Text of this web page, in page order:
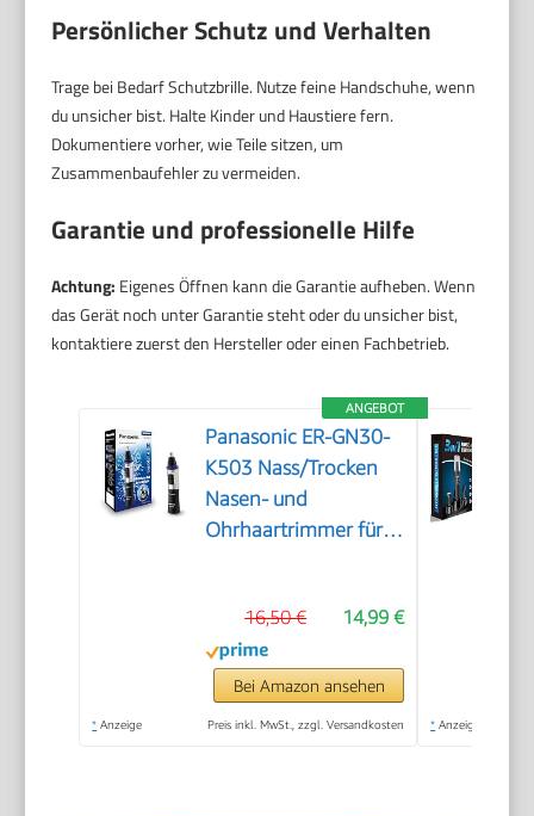
Persönlicher Schutz und Verhalten
Trage bei Bedarf Schutzbrille. Nutze feine Handschuhe, wenn
du unsicher bist. Halte Kinder und Haustiere fern.
Dokumentiere vorher, wie Teile sitzen, um
Zusammenbaufehler zu vermeiden.
Garantie und professionelle Hilfe
Achtung: Eigenes Öffnen kann die Garantie aufheben. Wenn
das Gerät noch unter Garantie steht oder du unsicher bist,
kontaktiere zuerst den Hersteller oder einen Fachbetrieb.
ANGEBOT
Panasonic ER-GN30-
K503 Nass/Trocken
Nasen- und
Ohrhaartrimmer für
Zweifachklinge,
Vortex-
Reinigungssystem,
kabellos, Schwarz
14,99 €
16,50 €
Bei Amazon ansehen
* Anzeige Preis inkl. MwSt., zzgl. Versandkosten * Anzeige